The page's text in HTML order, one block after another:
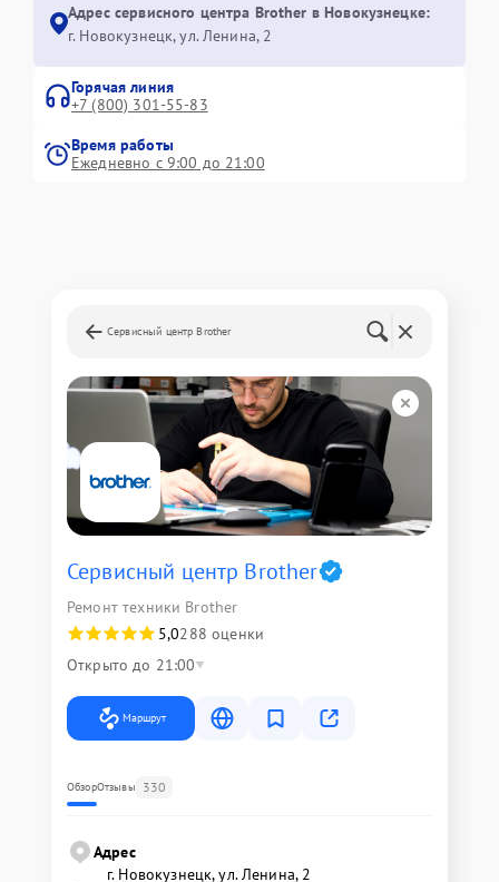
Адрес сервисного центра Brother в Новокузнецке:
г. Новокузнецк, ул. Ленина, 2
Горячая линия
+7 (800) 301-55-83
Время работы
Ежедневно с 9:00 до 21:00
Сервисный центр Brother
Сервисный центр Brother
Ремонт техники Brother
5,0288 оценки
Открыто до 21:00
Маршрут
ОбзорОтзывы 330
Адрес
г. Новокузнецк, ул. Ленина, 2